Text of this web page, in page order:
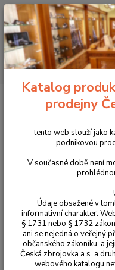
+420 225 375 800
Pouzdra, kufry na
Zásobníková pouzdra
Zásobníkové
zbraně
Katalog
prodejny
tento web slouží jako
podnikovou
V současné době není
Údaje obsažené v
informativní charakter.
§ 1731 nebo § 1732
ani se nejedná o veřejný
občanského zákoníku, a
Česká zbrojovka a.s. a
webového katalogu